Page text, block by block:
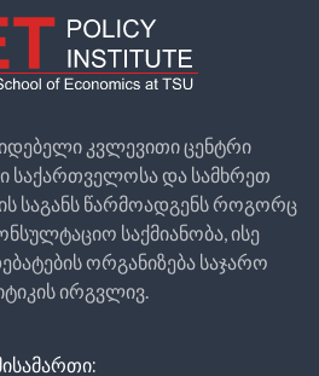
კვლევითი ცენტრი
საქართველოსა და სამხრეთ
საგანს წარმოადგენს როგორც
საქმიანობა, ისე
ორგანიზება საჯარო
ირგვლივ.